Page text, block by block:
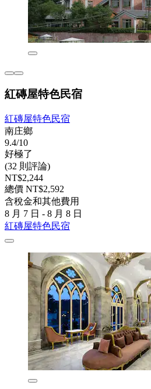
紅磚屋特色民宿
紅磚屋特色民宿
南庄鄉
9.4/10
好極了
(32 則評論)
NT$2,244
總價 NT$2,592
含稅金和其他費用
8 月 7 日 - 8 月 8 日
紅磚屋特色民宿